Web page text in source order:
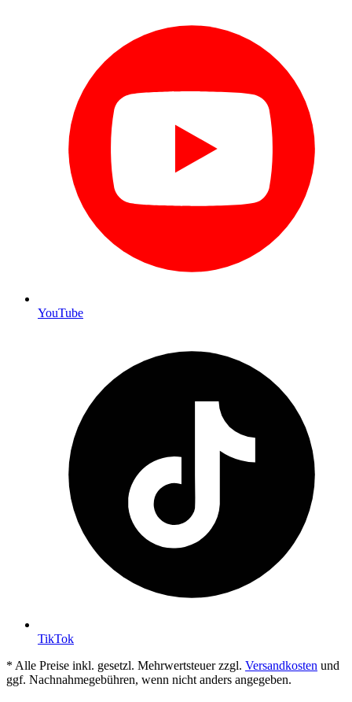
YouTube
TikTok
* Alle Preise inkl. gesetzl. Mehrwertsteuer zzgl. Versandkosten und
ggf. Nachnahmegebühren, wenn nicht anders angegeben.